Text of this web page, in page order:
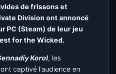
de frissons et
Division ont annoncé
PC (Steam) de leur jeu
for the Wicked.
Korol, les
captivé l’audience en